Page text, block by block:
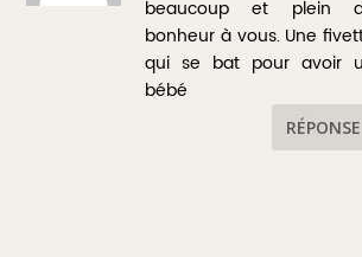
beaucoup et plein
bonheur à vous. Une
qui se bat pour avoir
bébé
RÉPONSE